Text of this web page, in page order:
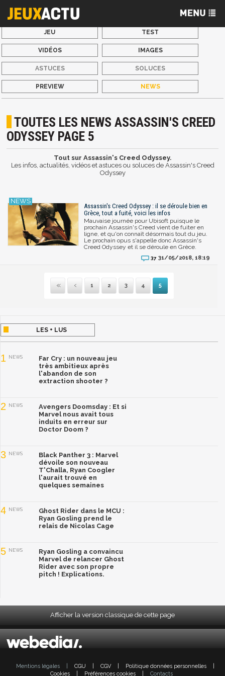
JEU TEST
VIDÉOS IMAGES
ASTUCES SOLUCES
PREVIEW NEWS
TOUTES LES NEWS ASSASSIN'S CREED
ODYSSEY PAGE 5
Tout sur Assassin's Creed Odyssey.
Les infos, actualités, vidéos et astuces ou soluces de Assassin's Creed
Odyssey
Assassin's Creed Odyssey : il se déroule bien en
Grèce, tout a fuité, voici les infos
Mauvaise journée pour Ubisoft puisque le
prochain Assassin's Creed vient de fuiter en
ligne, et qu'on connaît désormais tout du jeu.
Le prochain opus s'appelle donc Assassin's
Creed Odyssey et il se déroule en Grèce.
37 31/05/2018, 18:19
Première
Précédente
1 2 3 4 5
LES + LUS
1 NEWS
Far Cry : un nouveau jeu
très ambitieux après
l'abandon de son
extraction shooter ?
2 NEWS
Avengers Doomsday : Et si
Marvel nous avait tous
induits en erreur sur
Doctor Doom ?
3 NEWS
Black Panther 3 : Marvel
dévoile son nouveau
T'Challa, Ryan Coogler
l'aurait trouvé en
quelques semaines
4 NEWS
Ghost Rider dans le MCU :
Ryan Gosling prend le
relais de Nicolas Cage
5 NEWS
Ryan Gosling a convaincu
Marvel de relancer Ghost
Rider avec son propre
pitch ! Explications.
Afficher la version classique de cette page
Mentions légales CGU CGV Politique données personnelles
Cookies
Préférences cookies Contacts